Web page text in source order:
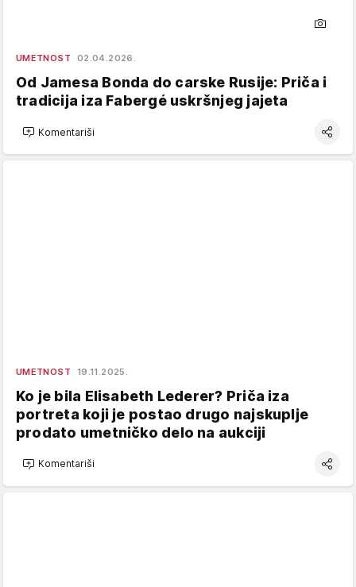
UMETNOST 02.04.2026.
Od Jamesa Bonda do carske Rusije: Priča i
tradicija iza Fabergé uskršnjeg jajeta
Komentariši
UMETNOST 19.11.2025.
Ko je bila Elisabeth Lederer? Priča iza
portreta koji je postao drugo najskuplje
prodato umetničko delo na aukciji
Komentariši